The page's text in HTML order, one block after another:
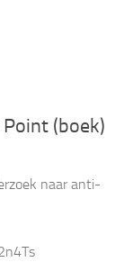
(boek)
naar anti-